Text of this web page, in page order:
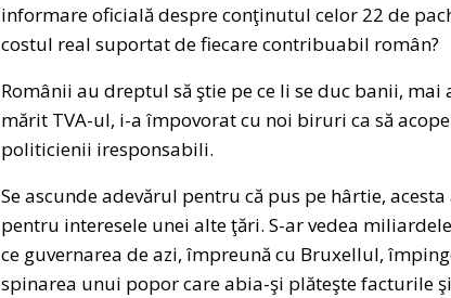
informare oficială despre conţinutul celor 22 de
costul real suportat de fiecare contribuabil român?
Românii au dreptul să ştie pe ce li se duc banii,
mărit TVA-ul, i-a împovorat cu noi biruri ca să
politicienii iresponsabili.
Se ascunde adevărul pentru că pus pe hârtie,
pentru interesele unei alte ţări. S-ar vedea
ce guvernarea de azi, împreună cu Bruxellul,
spinarea unui popor care abia-şi plăteşte facturile